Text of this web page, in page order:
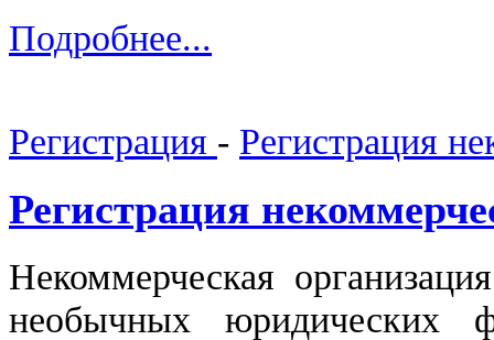
Подробнее...
Регистрация - Регистрация
Регистрация
Некоммерческая
необычных